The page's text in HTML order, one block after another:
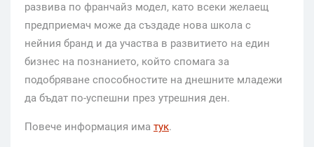
развива по франчайз модел, като всеки желаещ
предприемач може да създаде нова школа с
нейния бранд и да участва в развитието на един
бизнес на познанието, който спомага за
подобряване способностите на днешните младежи
да бъдат по-успешни през утрешния ден.
Повече информация има тук.